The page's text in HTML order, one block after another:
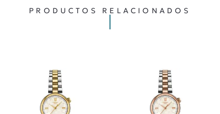
PRODUCTOS RELACIONADOS